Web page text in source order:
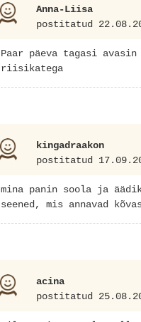
Anna-Liisa
postitatud
Paar päeva tagasi
riisikatega
kingadraakon
postitatud
mina panin soola ja
seened, mis annavad
acina
postitatud